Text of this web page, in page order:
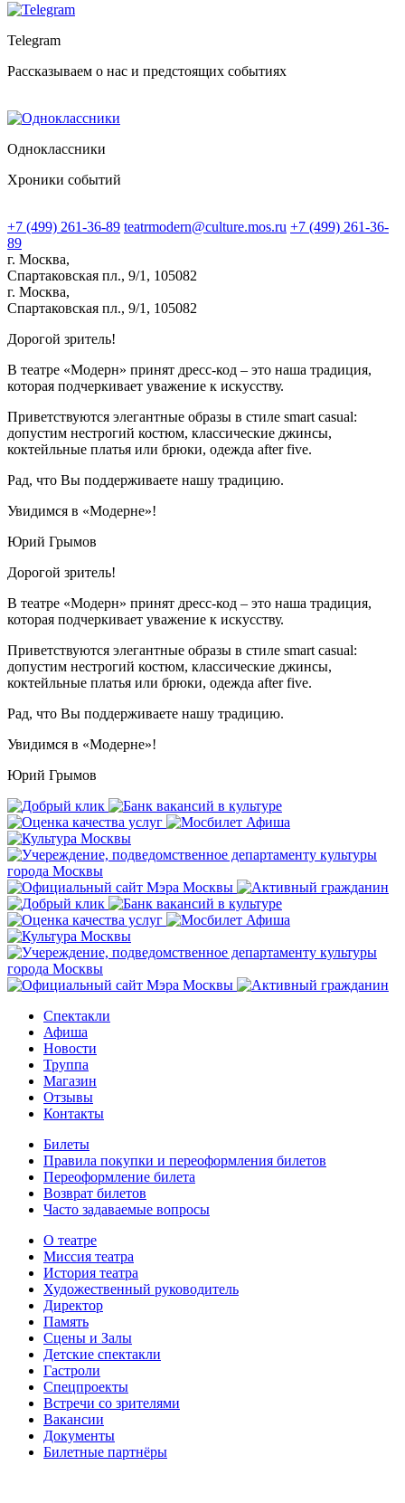
Telegram
Рассказываем о нас и предстоящих событиях
Одноклассники
Хроники событий
+7 (499) 261-36-89 teatrmodern@culture.mos.ru +7 (499) 261-36-
89
г. Москва,
Спартаковская пл., 9/1, 105082
г. Москва,
Спартаковская пл., 9/1, 105082
Дорогой зритель!
В театре «Модерн» принят дресс-код – это наша традиция,
которая подчеркивает уважение к искусству.
Приветствуются элегантные образы в стиле smart casual:
допустим нестрогий костюм, классические джинсы,
коктейльные платья или брюки, одежда after five.
Рад, что Вы поддерживаете нашу традицию.
Увидимся в «Модерне»!
Юрий Грымов
Дорогой зритель!
В театре «Модерн» принят дресс-код – это наша традиция,
которая подчеркивает уважение к искусству.
Приветствуются элегантные образы в стиле smart casual:
допустим нестрогий костюм, классические джинсы,
коктейльные платья или брюки, одежда after five.
Рад, что Вы поддерживаете нашу традицию.
Увидимся в «Модерне»!
Юрий Грымов
Спектакли
Афиша
Новости
Труппа
Магазин
Отзывы
Контакты
Билеты
Правила покупки и переоформления билетов
Переоформление билета
Возврат билетов
Часто задаваемые вопросы
О театре
Миссия театра
История театра
Художественный руководитель
Директор
Память
Сцены и Залы
Детские спектакли
Гастроли
Спецпроекты
Встречи со зрителями
Вакансии
Документы
Билетные партнёры